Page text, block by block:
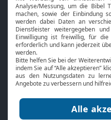
Bibel TV
Über uns
Jobs
Mediadaten